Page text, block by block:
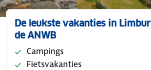
De leukste vakanties in
de ANWB
Campings
Fietsvakanties